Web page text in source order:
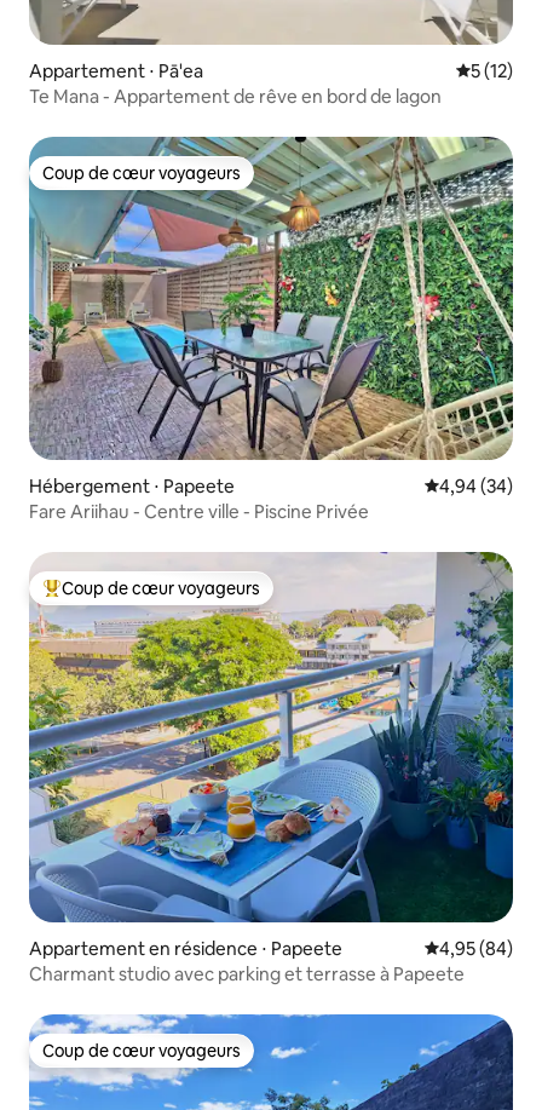
Appartement ⋅ Pā'ea
5 (12)
Te Mana - Appartement de rêve en bord de lagon
Coup de cœur voyageurs
Coup de cœur voyageurs
Hébergement ⋅ Papeete Évaluation
4,94 (34)
Fare Ariihau - Centre ville - Piscine Privée
Coups de cœur voyageurs les plus appréciés
Coup de cœur voyageurs
Appartement en résidence ⋅ Papeete Évaluation
4,95 (84)
Charmant studio avec parking et terrasse à Papeete
Coup de cœur voyageurs
Coup de cœur voyageurs